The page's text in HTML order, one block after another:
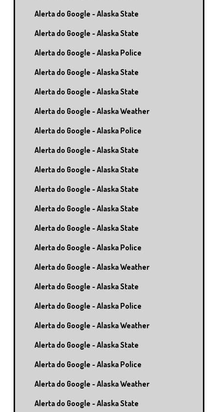
Alerta do Google - Alaska State
Alerta do Google - Alaska State
Alerta do Google - Alaska Police
Alerta do Google - Alaska State
Alerta do Google - Alaska State
Alerta do Google - Alaska Weather
Alerta do Google - Alaska Police
Alerta do Google - Alaska State
Alerta do Google - Alaska State
Alerta do Google - Alaska State
Alerta do Google - Alaska State
Alerta do Google - Alaska State
Alerta do Google - Alaska Police
Alerta do Google - Alaska Weather
Alerta do Google - Alaska State
Alerta do Google - Alaska Police
Alerta do Google - Alaska Weather
Alerta do Google - Alaska State
Alerta do Google - Alaska Police
Alerta do Google - Alaska Weather
Alerta do Google - Alaska State